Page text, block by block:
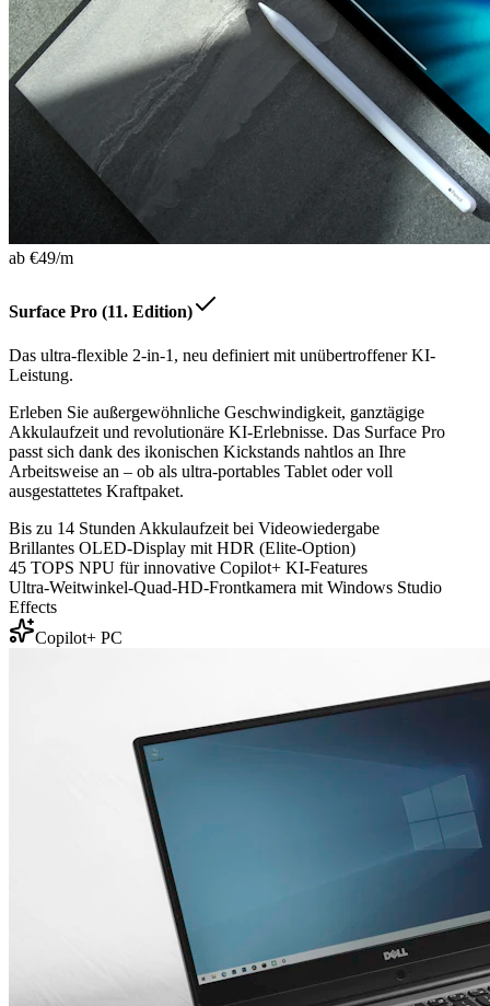
ab €49/m
Surface Pro (11. Edition)
Das ultra-flexible 2-in-1, neu definiert mit unübertroffener KI-
Leistung.
Erleben Sie außergewöhnliche Geschwindigkeit, ganztägige
Akkulaufzeit und revolutionäre KI-Erlebnisse. Das Surface Pro
passt sich dank des ikonischen Kickstands nahtlos an Ihre
Arbeitsweise an – ob als ultra-portables Tablet oder voll
ausgestattetes Kraftpaket.
Bis zu 14 Stunden Akkulaufzeit bei Videowiedergabe
Brillantes OLED-Display mit HDR (Elite-Option)
45 TOPS NPU für innovative Copilot+ KI-Features
Ultra-Weitwinkel-Quad-HD-Frontkamera mit Windows Studio
Effects
Copilot+ PC